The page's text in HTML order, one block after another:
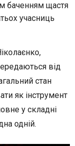
баченням щастя
учасниць
від
стан
як інструмент
у складні
одній.